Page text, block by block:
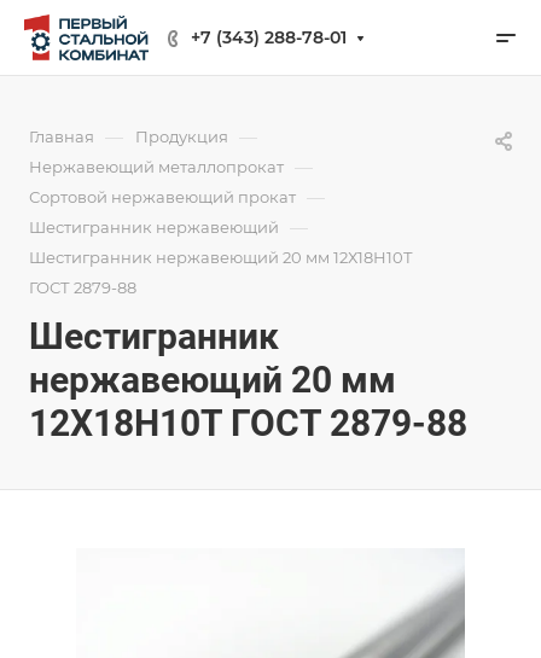
+7 (343) 288-78-01
Главная — Продукция —
Нержавеющий металлопрокат —
Сортовой нержавеющий прокат —
Шестигранник нержавеющий —
Шестигранник нержавеющий 20 мм 12Х18Н10Т
ГОСТ 2879-88
Шестигранник
нержавеющий 20 мм
12Х18Н10Т ГОСТ 2879-88